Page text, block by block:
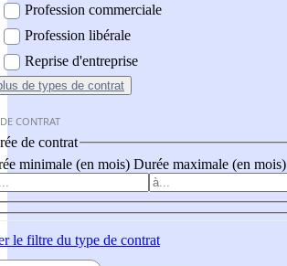
Profession commerciale
Profession libérale
Reprise d'entreprise
de types de contrat
CONTRAT
de contrat
minimale (en mois) Durée maximale (en mois)
le filtre du type de contrat